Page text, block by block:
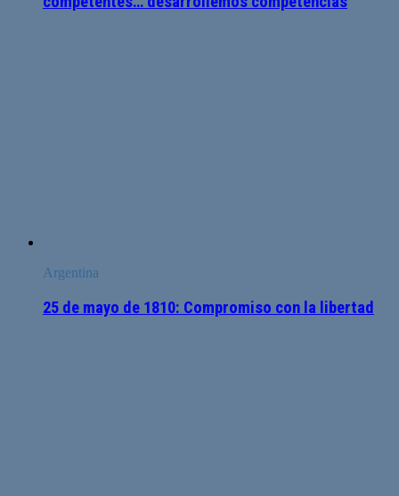
Argentina
25 de mayo de 1810: Compromiso con la libertad